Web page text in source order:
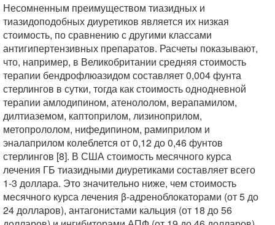
Несомненным преимуществом тиазидных и
тиазидоподобных диуретиков является их низкая
стоимость, по сравнению с другими классами
антигипертензивных препаратов. Расчеты показывают,
что, например, в Великобритании средняя стоимость
терапии бендрофлюазидом составляет 0,004 фунта
стерлингов в сутки, тогда как стоимость однодневной
терапии амлодипином, атенололом, верапамилом,
дилтиаземом, каптоприлом, лизиноприлом,
метопрололом, нифедипином, рамиприлом и
эналаприлом колеблется от 0,12 до 0,46 фунтов
стерлингов [8]. В США стоимость месячного курса
лечения ГБ тиазидными диуретиками составляет всего
1-3 доллара. Это значительно ниже, чем стоимость
месячного курса лечения β-адреноблокаторами (от 5 до
24 долларов), антагонистами кальция (от 18 до 56